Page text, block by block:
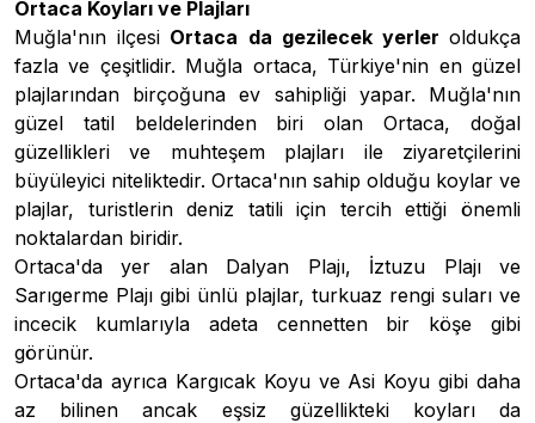
Ortaca Koyları ve Plajları
Muğla'nın ilçesi Ortaca da gezilecek yerleroldukça
fazla ve çeşitlidir. Muğla ortaca, Türkiye'nin en güzel
plajlarından birçoğuna ev sahipliği yapar. Muğla'nın
güzel tatil beldelerinden biri olan Ortaca, doğal
güzellikleri ve muhteşem plajları ile ziyaretçilerini
büyüleyici niteliktedir. Ortaca'nın sahip olduğu koylar ve
plajlar, turistlerin deniz tatili için tercih ettiği önemli
noktalardan biridir.
Ortaca'da yer alan Dalyan Plajı, İztuzu Plajı ve
Sarıgerme Plajı gibi ünlü plajlar, turkuaz rengi suları ve
incecik kumlarıyla adeta cennetten bir köşe gibi
görünür.
Ortaca'da ayrıca Kargıcak Koyu ve Asi Koyu gibi daha
az bilinen ancak eşsiz güzellikteki koyları da